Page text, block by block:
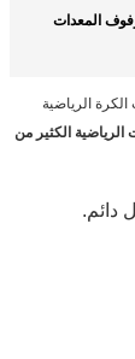
المعدات
الرياضية
الكثير من
دائم.